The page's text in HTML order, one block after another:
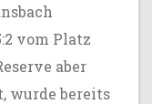
vom Platz
aber
wurde bereits